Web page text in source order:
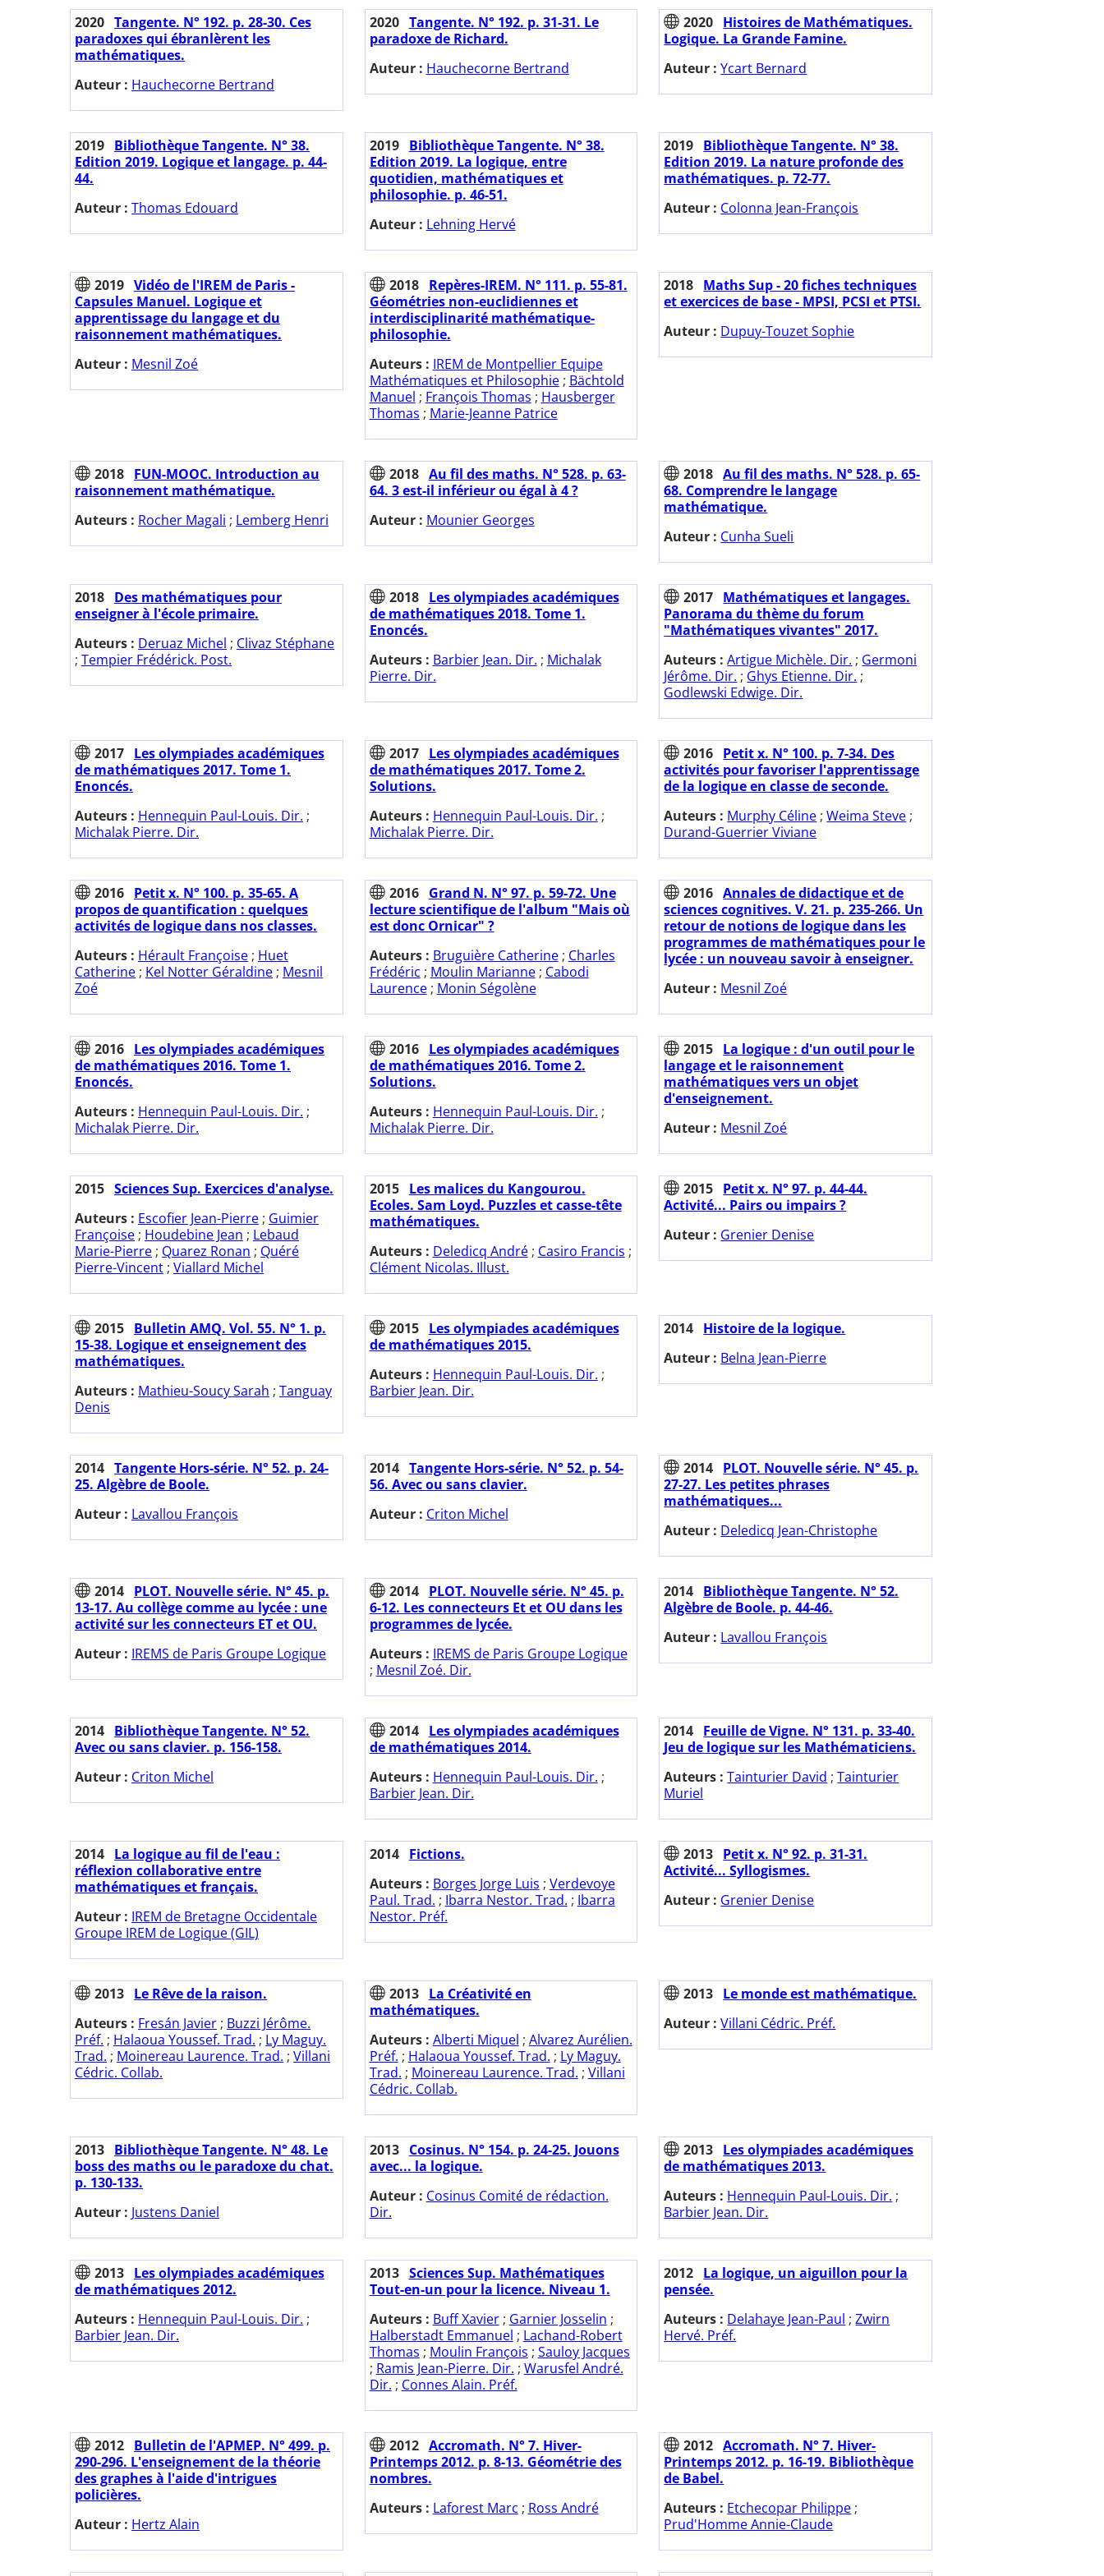
2020 Tangente. N° 192. p. 28-30. Ces
paradoxes qui ébranlèrent les
mathématiques.
Auteur : Hauchecorne Bertrand
2020 Tangente. N° 192. p. 31-31. Le
paradoxe de Richard.
Auteur : Hauchecorne Bertrand
2020 Histoires de Mathématiques.
Logique. La Grande Famine.
Auteur :Ycart Bernard
2019 Bibliothèque Tangente. N° 38.
Edition 2019. Logique et langage. p. 44-
44.
Auteur : Thomas Edouard
2019
Bibliothèque Tangente. N° 38.
Edition 2019. La logique, entre
quotidien, mathématiques et
philosophie. p. 46-51.
Auteur : Lehning Hervé
2019 Bibliothèque Tangente. N° 38.
Edition 2019. La nature profonde des
mathématiques. p. 72-77.
Auteur : Colonna Jean-François
2019 Vidéo de l'IREM de Paris -
Capsules Manuel. Logique et
apprentissage du langage et du
raisonnement mathématiques.
Auteur : Mesnil Zoé
2018
Repères-IREM. N° 111. p. 55-81.
Géométries non-euclidiennes et
interdisciplinarité mathématique-
philosophie.
Auteurs : IREM de Montpellier Equipe
Mathématiques et Philosophie; Bächtold
Manuel ; François Thomas ; Hausberger
Thomas ; Marie-Jeanne Patrice
2018 Maths Sup - 20 fiches techniques
et exercices de base - MPSI, PCSI et PTSI.
Auteur : Dupuy-Touzet Sophie
2018 FUN-MOOC. Introduction au
raisonnement mathématique.
Auteurs : Rocher Magali ; Lemberg Henri
2018 Au fil des maths. N° 528. p. 63-
64. 3 est-il inférieur ou égal à 4 ?
Auteur : Mounier Georges
2018 Au fil des maths. N° 528. p. 65-
68. Comprendre le langage
mathématique.
Auteur : Cunha Sueli
2018 Des mathématiques pour
enseigner à l'école primaire.
Auteurs : Deruaz Michel ; Clivaz Stéphane
; Tempier Frédérick. Post.
2018
Les olympiades académiques
de mathématiques 2018. Tome 1.
Enoncés.
Auteurs : Barbier Jean. Dir. ; Michalak
Pierre. Dir.
2017 Mathématiques et langages.
Panorama du thème du forum
"Mathématiques vivantes" 2017.
Auteurs :Artigue Michèle. Dir. ; Germoni
Jérôme. Dir. ; Ghys Etienne. Dir. ;
Godlewski Edwige. Dir.
2017 Les olympiades académiques
de mathématiques 2017. Tome 1.
Enoncés.
Auteurs : Hennequin Paul-Louis. Dir. ;
Michalak Pierre. Dir.
2017
Les olympiades académiques
de mathématiques 2017. Tome 2.
Solutions.
Auteurs : Hennequin Paul-Louis. Dir. ;
Michalak Pierre. Dir.
2016 Petit x. N° 100. p. 7-34. Des
activités pour favoriser l'apprentissage
de la logique en classe de seconde.
Auteurs : Murphy Céline ;Weima Steve ;
Durand-Guerrier Viviane
2016 Petit x. N° 100. p. 35-65. A
propos de quantification : quelques
activités de logique dans nos classes.
Auteurs : Hérault Françoise ; Huet
Catherine ; Kel Notter Géraldine ; Mesnil
Zoé
2016
Grand N. N° 97. p. 59-72. Une
lecture scientifique de l'album "Mais où
est donc Ornicar" ?
Auteurs : Bruguière Catherine; Charles
Frédéric ; Moulin Marianne; Cabodi
Laurence; Monin Ségolène
2016 Annales de didactique et de
sciences cognitives. V. 21. p. 235-266. Un
retour de notions de logique dans les
programmes de mathématiques pour le
lycée : un nouveau savoir à enseigner.
Auteur : Mesnil Zoé
2016 Les olympiades académiques
de mathématiques 2016. Tome 1.
Enoncés.
Auteurs : Hennequin Paul-Louis. Dir. ;
Michalak Pierre. Dir.
2016
Les olympiades académiques
de mathématiques 2016. Tome 2.
Solutions.
Auteurs : Hennequin Paul-Louis. Dir. ;
Michalak Pierre. Dir.
2015 La logique : d'un outil pour le
langage et le raisonnement
mathématiques vers un objet
d'enseignement.
Auteur : Mesnil Zoé
2015 Sciences Sup. Exercices d'analyse.
Auteurs : Escofier Jean-Pierre ; Guimier
Françoise ; Houdebine Jean ; Lebaud
Marie-Pierre ; Quarez Ronan ; Quéré
Pierre-Vincent ; Viallard Michel
2015
Les malices du Kangourou.
Ecoles. Sam Loyd. Puzzles et casse-tête
mathématiques.
Auteurs : Deledicq André; Casiro Francis ;
Clément Nicolas. Illust.
2015 Petit x. N° 97. p. 44-44.
Activité... Pairs ou impairs ?
Auteur : Grenier Denise
2015 Bulletin AMQ. Vol. 55. N° 1. p.
15-38. Logique et enseignement des
mathématiques.
Auteurs : Mathieu-Soucy Sarah ; Tanguay
Denis
2015
Les olympiades académiques
de mathématiques 2015.
Auteurs : Hennequin Paul-Louis. Dir. ;
Barbier Jean. Dir.
2014 Histoire de la logique.
Auteur : Belna Jean-Pierre
2014 Tangente Hors-série. N° 52. p. 24-
25. Algèbre de Boole.
Auteur : Lavallou François
2014 Tangente Hors-série. N° 52. p. 54-
56. Avec ou sans clavier.
Auteur : Criton Michel
2014 PLOT. Nouvelle série. N° 45. p.
27-27. Les petites phrases
mathématiques...
Auteur : Deledicq Jean-Christophe
2014 PLOT. Nouvelle série. N° 45. p.
13-17. Au collège comme au lycée : une
activité sur les connecteurs ET et OU.
Auteur : IREMS de Paris Groupe Logique
2014
PLOT. Nouvelle série. N° 45. p.
6-12. Les connecteurs Et et OU dans les
programmes de lycée.
Auteurs : IREMS de Paris Groupe Logique
; Mesnil Zoé. Dir.
2014 Bibliothèque Tangente. N° 52.
Algèbre de Boole. p. 44-46.
Auteur : Lavallou François
2014 Bibliothèque Tangente. N° 52.
Avec ou sans clavier. p. 156-158.
Auteur : Criton Michel
2014
Les olympiades académiques
de mathématiques 2014.
Auteurs : Hennequin Paul-Louis. Dir. ;
Barbier Jean. Dir.
2014 Feuille de Vigne. N° 131. p. 33-40.
Jeu de logique sur les Mathématiciens.
Auteurs :Tainturier David ;Tainturier
Muriel
2014 La logique au fil de l'eau :
réflexion collaborative entre
mathématiques et français.
Auteur : IREM de Bretagne Occidentale
Groupe IREM de Logique (GIL)
2014
Fictions.
Auteurs : Borges Jorge Luis ; Verdevoye
Paul. Trad. ; Ibarra Nestor. Trad. ; Ibarra
Nestor. Préf.
2013 Petit x. N° 92. p. 31-31.
Activité... Syllogismes.
Auteur : Grenier Denise
2013 Le Rêve de la raison.
Auteurs : Fresán Javier ; Buzzi Jérôme.
Préf. ; Halaoua Youssef. Trad. ; Ly Maguy.
Trad. ; Moinereau Laurence. Trad. ; Villani
Cédric. Collab.
2013
La Créativité en
mathématiques.
Auteurs : Alberti Miquel ; Alvarez Aurélien.
Préf. ; Halaoua Youssef. Trad. ; Ly Maguy.
Trad. ; Moinereau Laurence. Trad. ; Villani
Cédric. Collab.
2013 Le monde est mathématique.
Auteur :Villani Cédric. Préf.
2013 Bibliothèque Tangente. N° 48. Le
boss des maths ou le paradoxe du chat.
p. 130-133.
Auteur : Justens Daniel
2013
Cosinus. N° 154. p. 24-25. Jouons
avec... la logique.
Auteur : Cosinus Comité de rédaction.
Dir.
2013 Les olympiades académiques
de mathématiques 2013.
Auteurs : Hennequin Paul-Louis. Dir. ;
Barbier Jean. Dir.
2013 Les olympiades académiques
de mathématiques 2012.
Auteurs : Hennequin Paul-Louis. Dir. ;
Barbier Jean. Dir.
2013 Sciences Sup. Mathématiques
Tout-en-un pour la licence. Niveau 1.
Auteurs : Buff Xavier; Garnier Josselin ;
Halberstadt Emmanuel ; Lachand-Robert
Thomas ; Moulin François ; Sauloy Jacques
; Ramis Jean-Pierre. Dir. ; Warusfel André.
Dir. ; Connes Alain. Préf.
2012 La logique, un aiguillon pour la
pensée.
Auteurs : Delahaye Jean-Paul ;Zwirn
Hervé. Préf.
2012 Bulletin de l'APMEP. N° 499. p.
290-296. L'enseignement de la théorie
des graphes à l'aide d'intrigues
policières.
Auteur : Hertz Alain
2012 Accromath. N° 7. Hiver-
Printemps 2012. p. 8-13. Géométrie des
nombres.
Auteurs : Laforest Marc ; Ross André
2012 Accromath. N° 7. Hiver-
Printemps 2012. p. 16-19. Bibliothèque
de Babel.
Auteurs : Etchecopar Philippe ;
Prud'Homme Annie-Claude